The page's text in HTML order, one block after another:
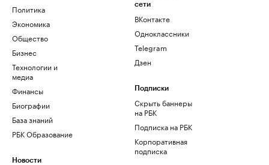
Политика
Экономика
Общество
Бизнес
Технологии и
медиа
Финансы
Биографии
База знаний
РБК Образование
Новости
сети
ВКонтакте
Одноклассники
Telegram
Дзен
Подписки
Скрыть баннеры
на РБК
Подписка на РБК
Корпоративная
подписка